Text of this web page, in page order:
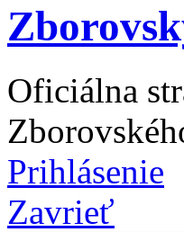
Oficiálna
Prihlásenie
Zavrieť